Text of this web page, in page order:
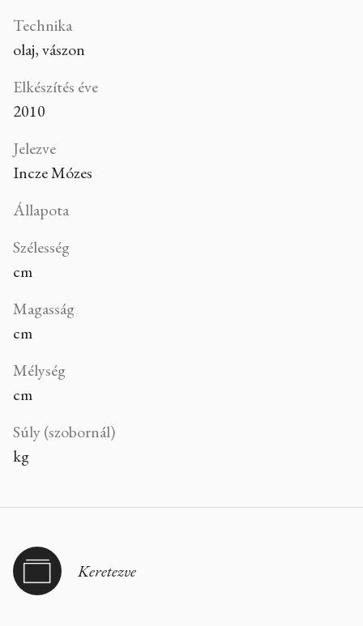
Technika
olaj, vászon
Elkészítés éve
2010
Jelezve
Incze Mózes
Állapota
Szélesség
cm
Magasság
cm
Mélység
cm
Súly (szobornál)
kg
Keretezve